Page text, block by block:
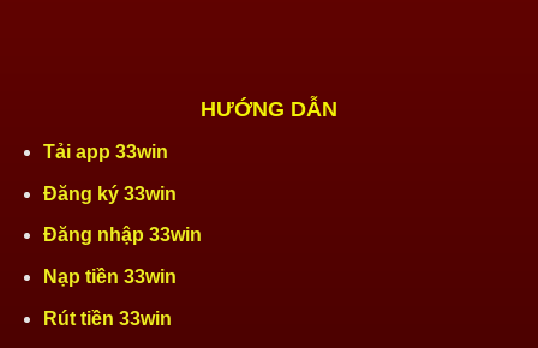
HƯỚNG DẪN
Tải app 33win
Đăng ký 33win
Đăng nhập 33win
Nạp tiền 33win
Rút tiền 33win